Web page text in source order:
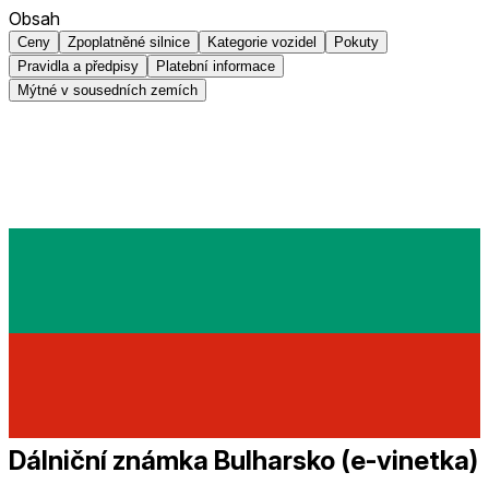
Obsah
Ceny Zpoplatněné silnice Kategorie vozidel
Pokuty
Pravidla a předpisy
Platební informace
Mýtné v sousedních zemích
Dálniční známka Bulharsko (e-vinetka)